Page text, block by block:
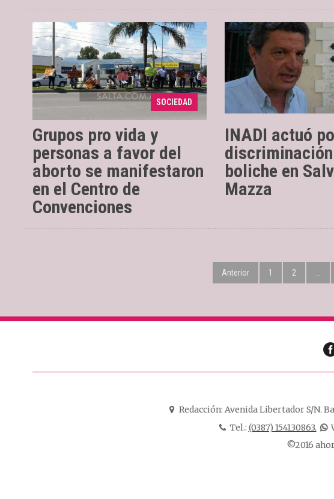
SOCIEDAD
Grupos pro vida y
personas a favor del
aborto se manifestaron
en el Centro de
Convenciones
27/02/2018 La movilización fue
durante el relanzamiento del
Plan Belgrano.
INADI actuó
discriminación
boliche en
Mazza
27/02/2018 Álvaro
de la institución
actuó de oficio
denuncia y vía
través del municipio
Anterior 1 2 ...
Redacción: Avenida Libertador S/N.
Tel.: (0387) 154130863.
©2016